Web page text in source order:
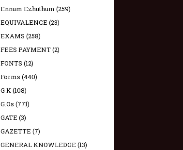
Ennum Ezhuthum (259)
EQUIVALENCE (23)
EXAMS (258)
FEES PAYMENT(2)
FONTS (12)
Forms (440)
G K(108)
G.Os (771)
GATE (3)
GAZETTE (7)
GENERAL KNOWLEDGE (13)